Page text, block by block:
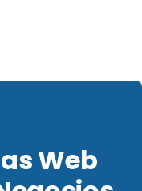
Web